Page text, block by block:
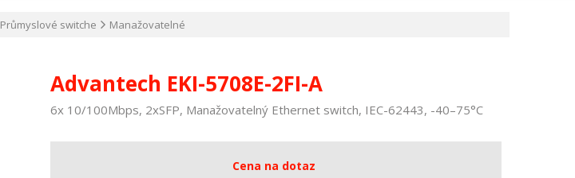
Průmyslové switche Manažovatelné
Advantech EKI-5708E-2FI-A
6x 10/100Mbps, 2xSFP, Manažovatelný Ethernet switch, IEC-62443, -40–75°C
Cena na dotaz